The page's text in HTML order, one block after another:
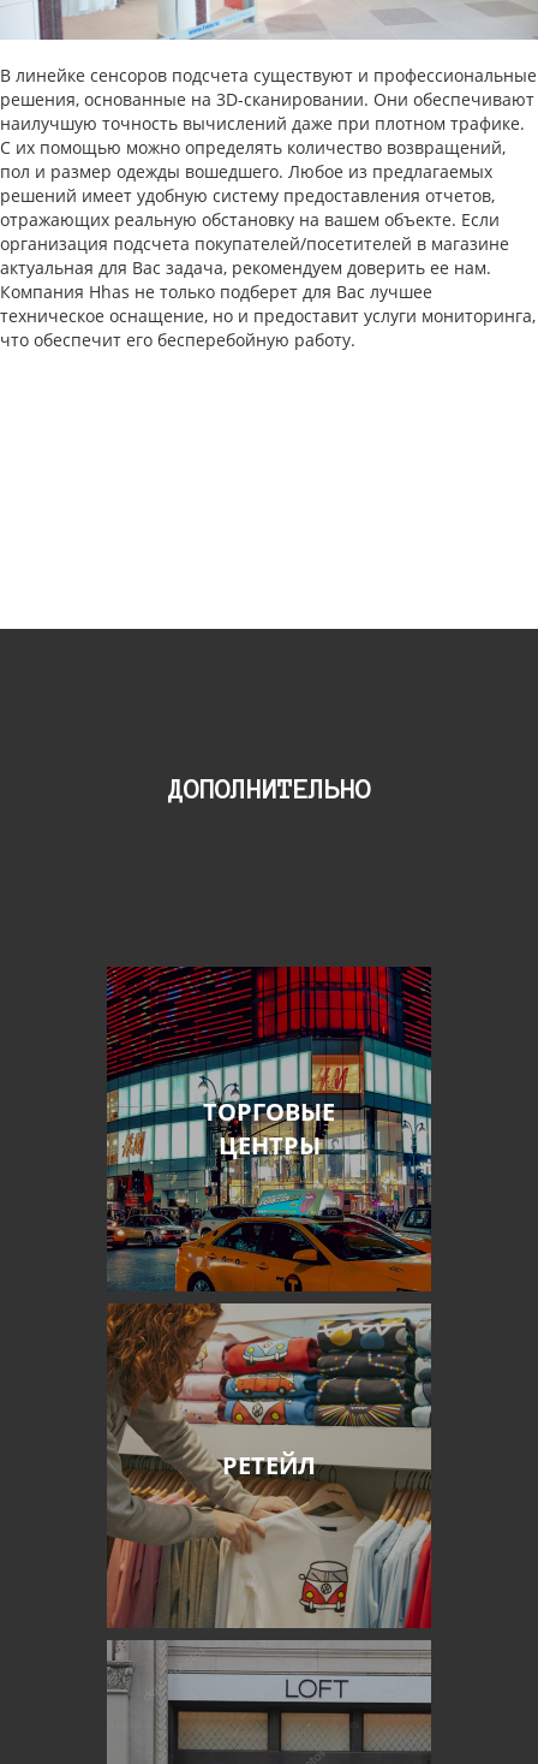
В линейке сенсоров подсчета существуют и профессиональные
решения, основанные на 3D-сканировании. Они обеспечивают
наилучшую точность вычислений даже при плотном трафике.
С их помощью можно определять количество возвращений,
пол и размер одежды вошедшего. Любое из предлагаемых
решений имеет удобную систему предоставления отчетов,
отражающих реальную обстановку на вашем объекте. Если
организация подсчета покупателей/посетителей в магазине
актуальная для Вас задача, рекомендуем доверить ее нам.
Компания Hhas не только подберет для Вас лучшее
техническое оснащение, но и предоставит услуги мониторинга,
что обеспечит его бесперебойную работу.
ДОПОЛНИТЕЛЬНО
ТОРГОВЫЕ
ЦЕНТРЫ
РЕТЕЙЛ